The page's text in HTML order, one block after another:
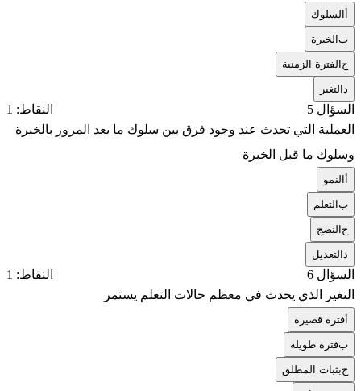
السلوك
بالخبرة
جالفترة الزمنية
التغير
السؤال 5
النقاط: 1
العملية التي تحدث عند وجود فرق بين سلوك ما بعد المرور بالخبرة
وسلوك ما قبل الخبرة
النمو
بالتعلم
جالنضج
التعديل
السؤال 6
النقاط: 1
التغير الذي يحدث في معظم حالات التعلم يستمر
فترة قصيرة
بفترة طويلة
جبثبات المطلق